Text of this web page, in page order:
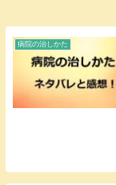
病院の治しかた